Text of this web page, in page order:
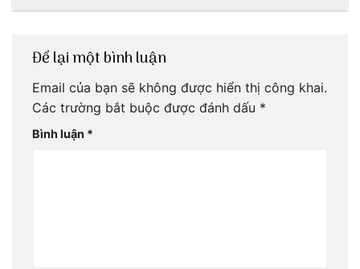
Để lại một bình luận
Email của bạn sẽ không được hiển thị công khai.
Các trường bắt buộc được đánh dấu *
Bình luận *